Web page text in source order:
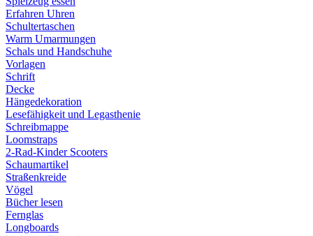
Erfahren Uhren
Schultertaschen
Warm Umarmungen
Schals und Handschuhe
Vorlagen
Schrift
Decke
Hängedekoration
Lesefähigkeit und Legasthenie
Schreibmappe
Loomstraps
2-Rad-Kinder Scooters
Schaumartikel
Straßenkreide
Vögel
Bücher lesen
Fernglas
Longboards